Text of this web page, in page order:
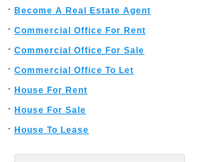
Become A Real Estate Agent
Commercial Office For Rent
Commercial Office For Sale
Commercial Office To Let
House For Rent
House For Sale
House To Lease